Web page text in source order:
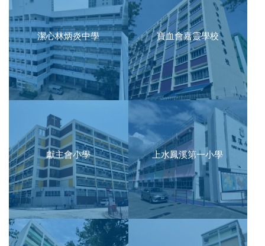
潔心林炳炎中學 寶血會嘉靈學校
獻主會小學 上水鳳溪第一小學